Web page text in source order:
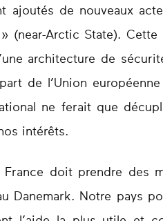
ajoutés de nouveaux
(near-Arctic State).
architecture de
de l’Union
ne ferait que
intérêts.
France doit prendre des
Danemark. Notre pays